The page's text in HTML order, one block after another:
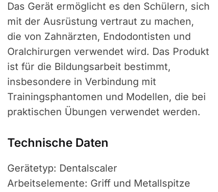
Das Gerät ermöglicht es den Schülern, sich
mit der Ausrüstung vertraut zu machen,
die von Zahnärzten, Endodontisten und
Oralchirurgen verwendet wird. Das Produkt
ist für die Bildungsarbeit bestimmt,
insbesondere in Verbindung mit
Trainingsphantomen und Modellen, die bei
praktischen Übungen verwendet werden.
Technische Daten
Gerätetyp: Dentalscaler
Arbeitselemente: Griff und Metallspitze